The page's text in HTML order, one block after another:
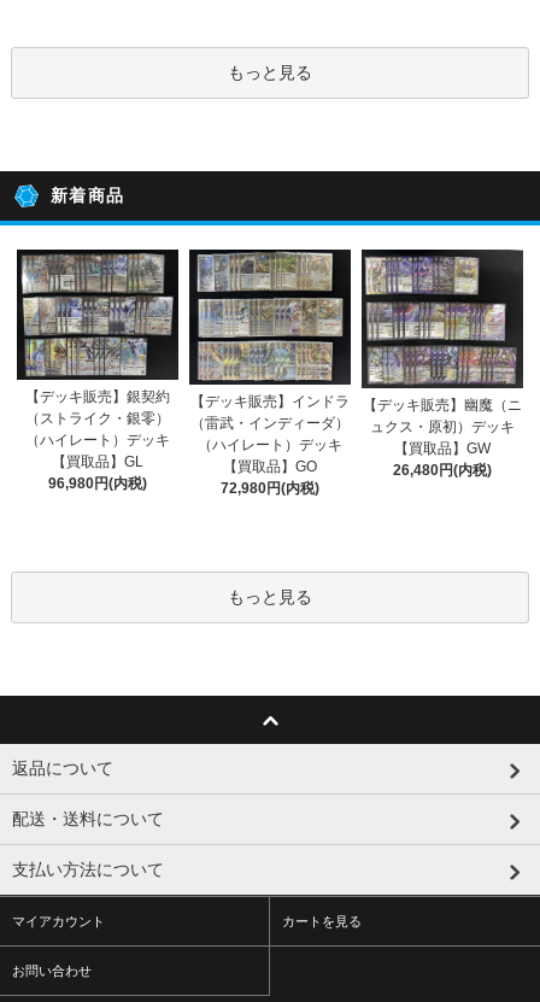
もっと見る
新着商品
【デッキ販売】銀契約
（ストライク・銀零）
（ハイレート）デッキ
【買取品】GL
96,980円(内税)
【デッキ販売】インドラ
（雷武・インディーダ）
（ハイレート）デッキ
【買取品】GO
72,980円(内税)
【デッキ販売】幽魔（ニ
ュクス・原初）デッキ
【買取品】GW
26,480円(内税)
もっと見る
返品について
配送・送料について
支払い方法について
マイアカウント カートを見る
お問い合わせ